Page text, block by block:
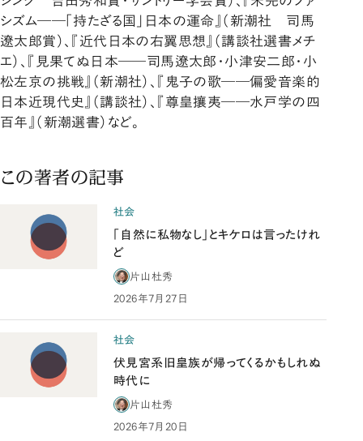
シズム――「持たざる国」日本の運命』（新潮社 司馬
遼太郎賞）、『近代日本の右翼思想』（講談社選書メチ
エ）、『見果てぬ日本――司馬遼太郎・小津安二郎・小
松左京の挑戦』（新潮社）、『鬼子の歌――偏愛音楽的
日本近現代史』（講談社）、『尊皇攘夷――水戸学の四
百年』（新潮選書）など。
この著者の記事
社会
「自然に私物なし」とキケロは言ったけれ
ど
片山杜秀
2026年7月27日
社会
伏見宮系旧皇族が帰ってくるかもしれぬ
時代に
片山杜秀
2026年7月20日